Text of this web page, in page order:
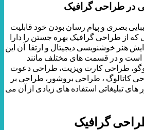
در طراحی گرافیک
بصری و پیام رسان بودن خود قابلیت
که از طراحی گرافیک بهره جستن را دارا
هنر خوشنویسی دیجیتال و ارتقا آن این
است و در قسمت های مختلف مانند
طراحی کارت ویزیت، طراحی دعوت
کاتالوگ ، طراحی بروشور، طراحی بر
تبلیغاتی استفاده های زیادی از آن می
گرافیک